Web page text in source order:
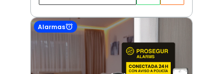
Alarmas